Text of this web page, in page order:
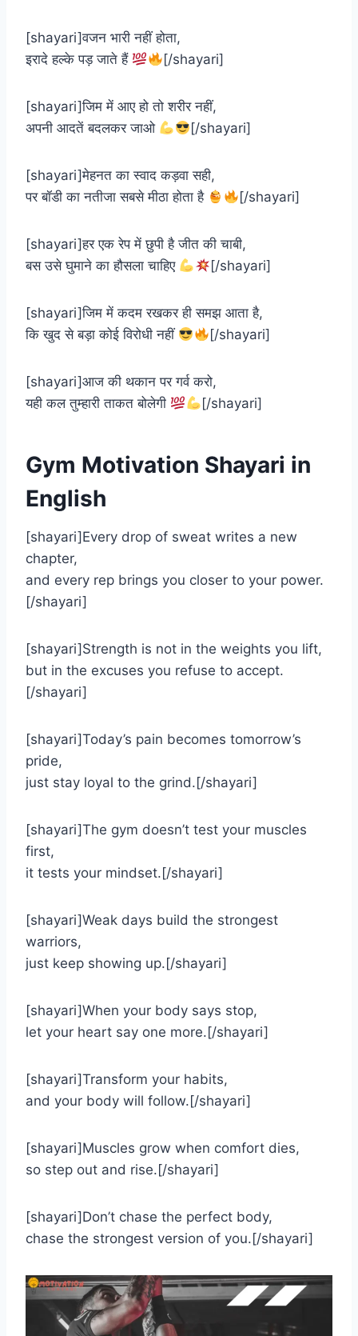
[shayari]वजन भारी नहीं होता,
इरादे हल्के पड़ जाते हैं
[/shayari]
[shayari]जिम में आए हो तो शरीर नहीं,
अपनी आदतें बदलकर जाओ
[/shayari]
[shayari]मेहनत का स्वाद कड़वा सही,
पर बॉडी का नतीजा सबसे मीठा होता है
[/shayari]
[shayari]हर एक रेप में छुपी है जीत की चाबी,
बस उसे घुमाने का हौसला चाहिए
[/shayari]
[shayari]जिम में कदम रखकर ही समझ आता है,
कि खुद से बड़ा कोई विरोधी नहीं
[/shayari]
[shayari]आज की थकान पर गर्व करो,
यही कल तुम्हारी ताकत बोलेगी
[/shayari]
Gym Motivation Shayari in
English
[shayari]Every drop of sweat writes a new
chapter,
and every rep brings you closer to your power.
[/shayari]
[shayari]Strength is not in the weights you lift,
but in the excuses you refuse to accept.
[/shayari]
[shayari]Today’s pain becomes tomorrow’s
pride,
just stay loyal to the grind.[/shayari]
[shayari]The gym doesn’t test your muscles
first,
it tests your mindset.[/shayari]
[shayari]Weak days build the strongest
warriors,
just keep showing up.[/shayari]
[shayari]When your body says stop,
let your heart say one more.[/shayari]
[shayari]Transform your habits,
and your body will follow.[/shayari]
[shayari]Muscles grow when comfort dies,
so step out and rise.[/shayari]
[shayari]Don’t chase the perfect body,
chase the strongest version of you.[/shayari]